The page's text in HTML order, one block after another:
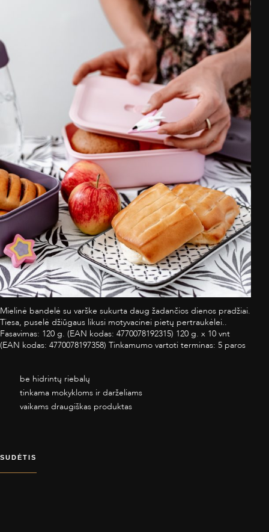
Mielinė bandelė su varške sukurta daug žadančios dienos pradžiai.
Tiesa, puselė džiūgaus likusi motyvacinei pietų pertraukėlei..
Fasavimas: 120 g. (EAN kodas: 4770078192315) 120 g. x 10 vnt
(EAN kodas: 4770078197358) Tinkamumo vartoti terminas: 5 paros
be hidrintų riebalų
tinkama mokykloms ir darželiams
vaikams draugiškas produktas
SUDĖTIS